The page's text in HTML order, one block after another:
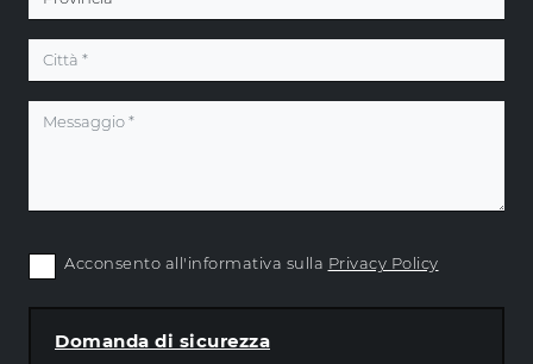
Acconsento all'informativa sulla Privacy Policy
Domanda di sicurezza